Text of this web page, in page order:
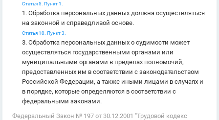
Статья 5. Пункт 1.
1. Обработка персональных данных должна осуществляться
на законной и справедливой основе.
Статья 10. Пункт 3.
3. Обработка персональных данных о судимости может
осуществляться государственными органами или
муниципальными органами в пределах полномочий,
предоставленных им в соответствии с законодательством
Российской Федерации, а также иными лицами в случаях и
в порядке, которые определяются в соответствии с
федеральными законами.
Федеральный Закон № 197 от 30.12.2001 "Трудовой кодекс